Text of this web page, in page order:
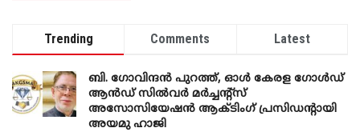
Trending Comments Latest
ബി. ​ഗോവിന്ദൻ പുറത്ത്, ഓൾ കേരള ഗോൾഡ്
ആൻഡ് സിൽവർ മർച്ചന്റ്സ്
അസോസിയേഷൻ ആക്ടിംഗ് പ്രസിഡന്റായി
അയമു ഹാജി